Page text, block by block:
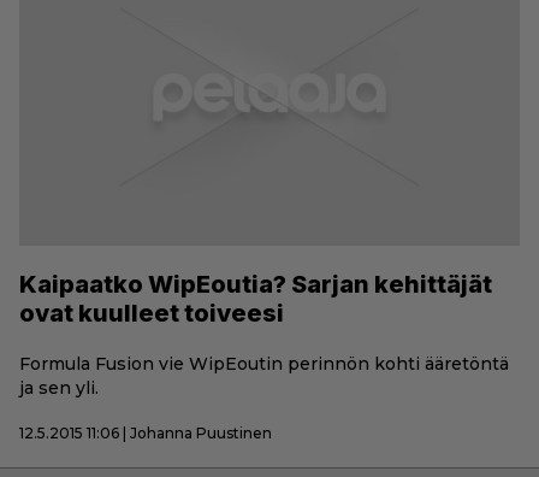
Kaipaatko WipEoutia? Sarjan kehittäjät
ovat kuulleet toiveesi
Formula Fusion vie WipEoutin perinnön kohti ääretöntä
ja sen yli.
12.5.2015 11:06 | Johanna Puustinen